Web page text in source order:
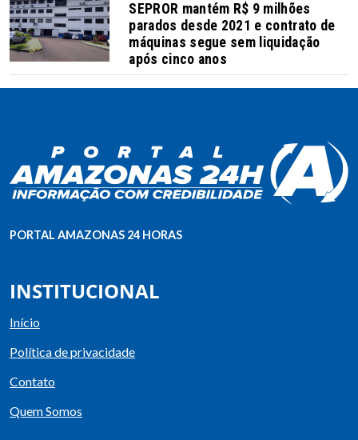
SEPROR mantém R$ 9 milhões
parados desde 2021 e contrato de
máquinas segue sem liquidação
após cinco anos
PORTAL AMAZONAS 24 HORAS
INSTITUCIONAL
Início
Política de privacidade
Contato
Quem Somos